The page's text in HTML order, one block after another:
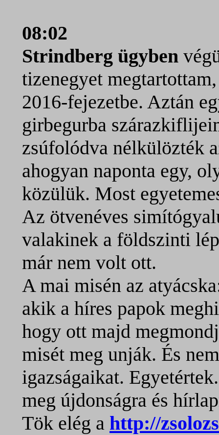
08:02
Strindberg ügyben
tizenegyet
2016-fejezetbe. Aztán
girbegurba
zsúfolódva nélkülözték
ahogyan naponta egy,
közülük. Most
Az ötvenéves
valakinek a földszinti
már nem volt ott.
A mai misén az
akik a híres papok
hogy ott majd
misét meg unják. És
igazságaikat.
meg újdonságra és
Tök elég a http://